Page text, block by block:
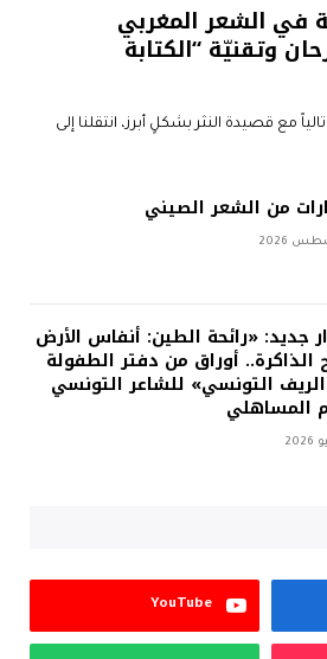
في الشعر المغربي
وتقنيّة “الكتابة
مع قصيدة النثر بشكلٍ أبرز، انتقلنا إلى
من الشعر الصيني
جديد: «رائحة الطين: أنفاس الأرض
الذاكرة.. أوراق من دفتر الطفولة
التونسي» للشاعر التونسي
المساهلي
YouTube